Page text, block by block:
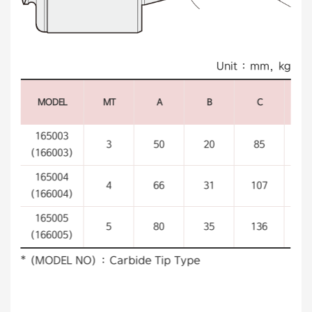
Unit : mm, kg
MODEL MT A B C
165003
(166003)
3 50 20 85
165004
(166004)
4 66 31 107
165005
(166005)
5 80 35 136
* (MODEL NO) : Carbide Tip Type